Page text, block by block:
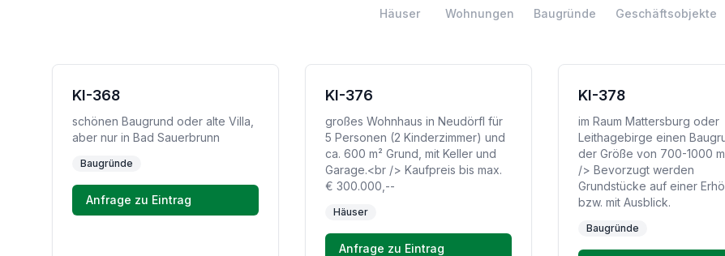
Häuser Wohnungen Baugründe Geschäftsobjekte
KI-368
schönen Baugrund oder alte Villa,
aber nur in Bad Sauerbrunn
Baugründe
Anfrage zu Eintrag
KI-376
großes Wohnhaus in Neudörfl für
5 Personen (2 Kinderzimmer) und
ca. 600 m² Grund, mit Keller und
Garage.<br /> Kaufpreis bis max.
€ 300.000,--
Häuser
Anfrage zu Eintrag
KI-378
im Raum Mattersburg oder
Leithagebirge einen
der Größe von 700-1000
/> Bevorzugt werden
Grundstücke auf einer
bzw. mit Ausblick.
Baugründe